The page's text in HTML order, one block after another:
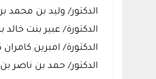
الدكتور/ وليد بن
الدكتورة/ عبير بنت
الدكتورة/ امبرين
الدكتور/ حمد بن ناصر